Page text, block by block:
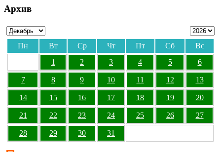
Архив
Пн Вт Ср Чт Пт Сб
Вс
1
2 3 4 5 6
7 8 9 10 11 12 13
14 15 16 17 18 19 20
21 22 23 24 25 26 27
28 29 30 31